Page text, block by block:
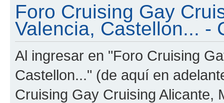
Foro Cruising Gay
Valencia, Castellon... -
Al ingresar en "Foro Cruising
Castellon..." (de aquí en
Cruising Gay Cruising Alicante,